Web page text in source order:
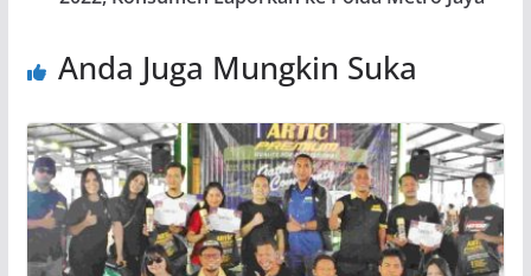
Anda Juga Mungkin Suka